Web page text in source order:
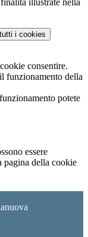
illustrate nella
i cookies
consentire.
funzionamento della
potete
essere
pagina della cookie